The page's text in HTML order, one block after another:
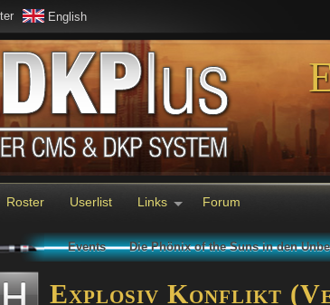
English
Roster Userlist Links Forum
Events Die Phönix of the Suns in den
Explosiv Konflikt